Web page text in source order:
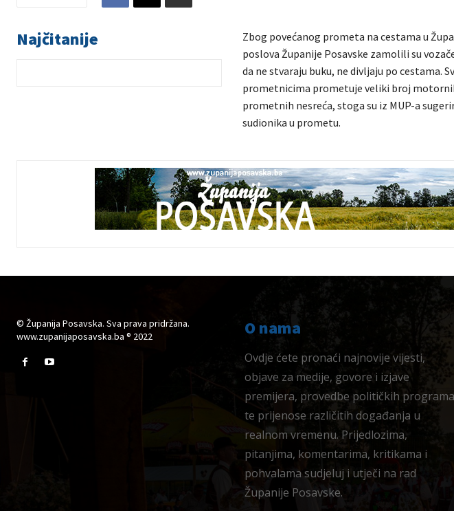
Najčitanije
Zbog povećanog prometa na cestama u
poslova Županije Posavske zamolili su
da ne stvaraju buku, ne divljaju po cestama.
prometnicima prometuje veliki broj
prometnih nesreća, stoga su iz MUP-a
sudionika u prometu.
© Županija Posavska. Sva prava pridržana.
www.zupanijaposavska.ba ® 2022
O nama
Ovdje ćete pronaći najnovije vijesti,
objave za medije, govore i izjave
premijera, provedbe političkih programa
te prijenose različitih događanja u
realnom vremenu. Prijedlozima,
pitanjima, komentarima, kritikama i
pohvalama sudjeluj i utječi na rad
Županije Posavske.